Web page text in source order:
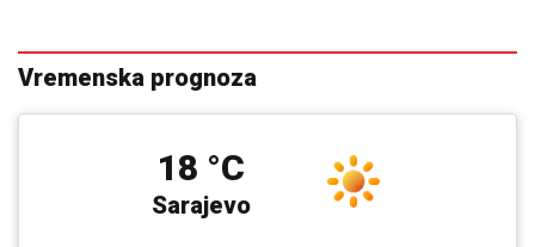
Vremenska prognoza
Sarajevo
18 °C